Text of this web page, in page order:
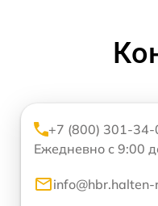
+7 (800) 301-34-
Ежедневно с 9:00